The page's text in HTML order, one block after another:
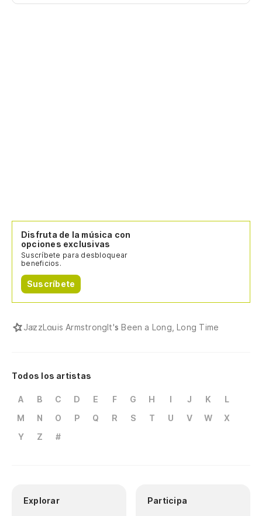
Disfruta de la música con
opciones exclusivas
Suscríbete para desbloquear
beneficios.
Suscríbete
JazzLouis ArmstrongIt's Been a Long, Long Time
Todos los artistas
A B C D E F G H I J K
L
M
N O P Q R S T U V W
X
Y
Z #
Explorar Participa